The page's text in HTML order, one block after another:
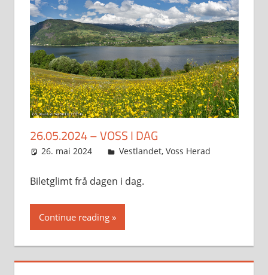
26.05.2024 – VOSS I DAG
26. mai 2024 Svein
Vestlandet, Voss Herad
Biletglimt frå dagen i dag.
Continue reading